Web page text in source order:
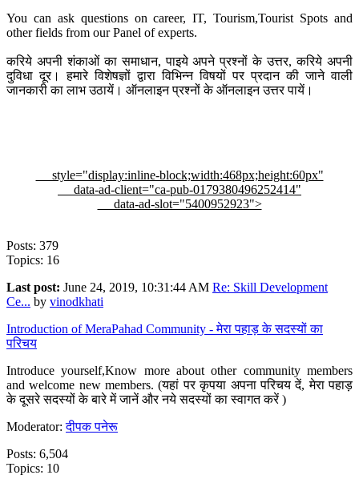
You can ask questions on career, IT, Tourism,Tourist Spots and
other fields from our Panel of experts.
करिये अपनी शंकाओं का समाधान, पाइये अपने प्रश्नों के उत्तर, करिये अपनी
दुविधा दूर। हमारे विशेषज्ञों द्वारा विभिन्न विषयों पर प्रदान की जाने वाली
जानकारी का लाभ उठायें। ऑनलाइन प्रश्नों के ऑनलाइन उत्तर पायें।
style="display:inline-block;width:468px;height:60px"
data-ad-client="ca-pub-0179380496252414"
data-ad-slot="5400952923">
Posts: 379
Topics: 16
Last post: June 24, 2019, 10:31:44 AM Re: Skill Development
Ce... by vinodkhati
Introduction of MeraPahad Community - मेरा पहाड़ के सदस्यों का
परिचय
Introduce yourself,Know more about other community members
and welcome new members. (यहां पर कृपया अपना परिचय दें, मेरा पहाड़
के दूसरे सदस्यों के बारे में जानें और नये सदस्यों का स्वागत करें )
Moderator:दीपक पनेरू
Posts: 6,504
Topics: 10